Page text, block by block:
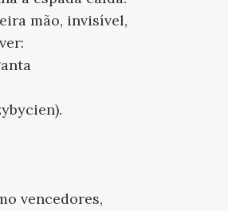
mão, invisível,
vencedores,